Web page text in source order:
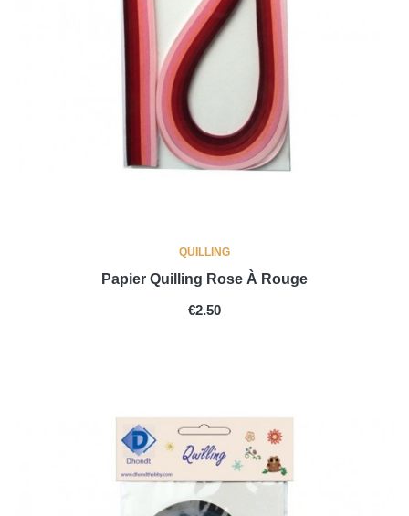
QUILLING
Papier Quilling Rose À Rouge
PRICE
€2.50